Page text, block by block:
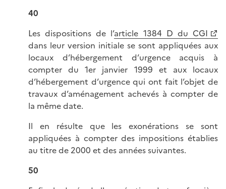
40
Les dispositions de l’article 1384 D du CGI
dans leur version initiale se sont appliquées aux
locaux d’hébergement d’urgence acquis à
compter du 1er janvier 1999 et aux locaux
d’hébergement d’urgence qui ont fait l’objet de
travaux d’aménagement achevés à compter de
la même date.
Il en résulte que les exonérations se sont
appliquées à compter des impositions établies
au titre de 2000 et des années suivantes.
50